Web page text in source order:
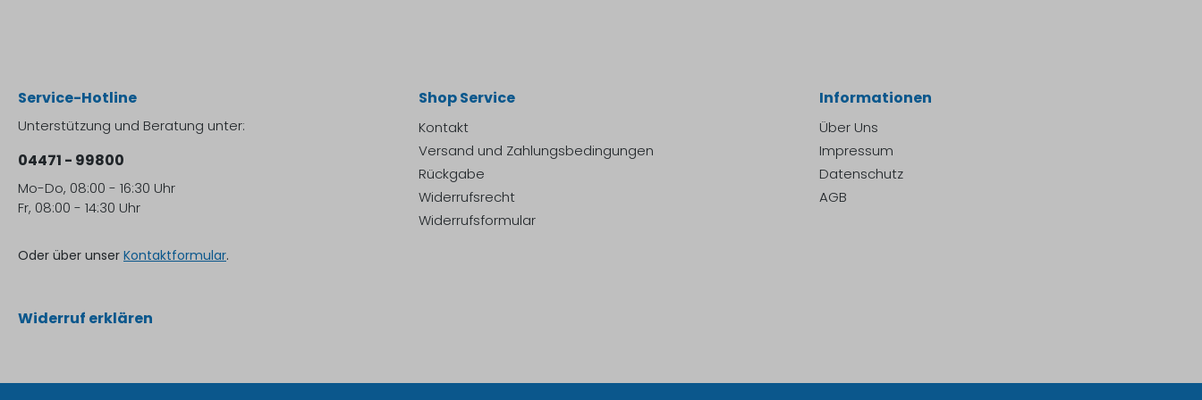
Service-Hotline
Unterstützung und Beratung unter:
04471 - 99800
Mo-Do, 08:00 - 16:30 Uhr
Fr, 08:00 - 14:30 Uhr
Oder über unser Kontaktformular.
Shop Service
Kontakt
Versand und Zahlungsbedingungen
Rückgabe
Widerrufsrecht
Widerrufsformular
Informationen
Über Uns
Impressum
Datenschutz
AGB
Widerruf erklären